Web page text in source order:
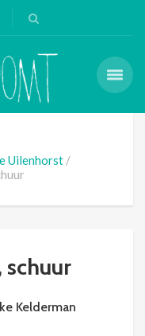
Uilenhorst
schuur
Kelderman